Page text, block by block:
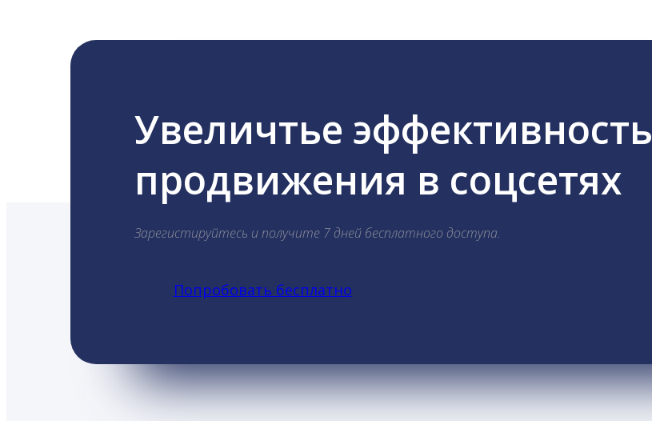
Увеличтье эффективность
продвижения в соцсетях
Зарегистируйтесь и получите 7 дней бесплатного доступа.
Попробовать бесплатно